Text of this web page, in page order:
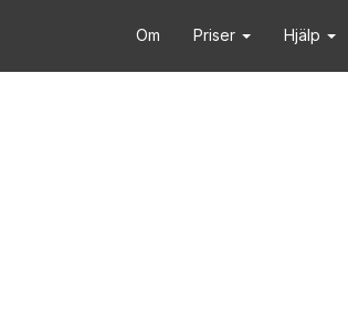
Om Priser Hjälp